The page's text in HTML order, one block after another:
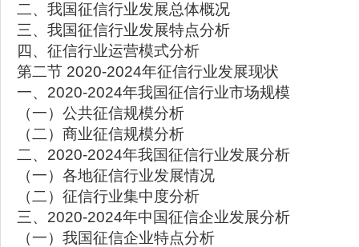
二、我国征信行业发展总体概况
三、我国征信行业发展特点分析
四、征信行业运营模式分析
第二节 2020-2024年征信行业发展现状
一、2020-2024年我国征信行业市场规模
（一）公共征信规模分析
（二）商业征信规模分析
二、2020-2024年我国征信行业发展分析
（一）各地征信行业发展情况
（二）征信行业集中度分析
三、2020-2024年中国征信企业发展分析
（一）我国征信企业特点分析